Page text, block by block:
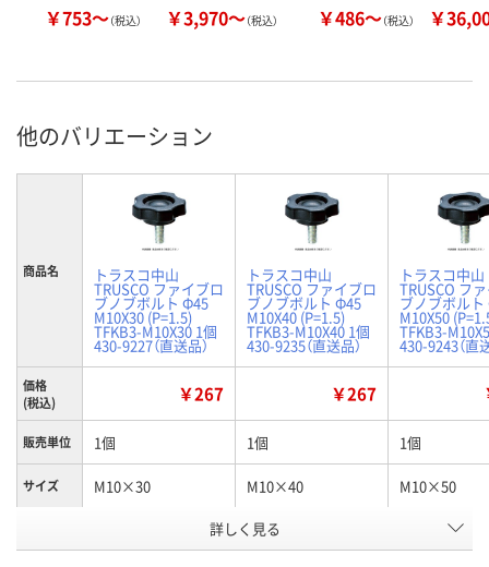
￥753～（税込） ￥3,970～（税込） ￥486～（税込） ￥
他のバリエーション
商品名 トラスコ中山
TRUSCO ファイブロ
ブノブボルト Φ45
M10X30 (P=1.5)
TFKB3-M10X30 1個
430-9227（直送品）
トラスコ中山
TRUSCO ファイブロ
ブノブボルト Φ45
M10X40 (P=1.5)
TFKB3-M10X40 1個
430-9235（直送品）
トラスコ中山
TRUSCO フ
ブノブボル
M10X50
TFKB3-
430-9243（直
価格
(税込)
￥267 ￥267
販売単位 1個 1個 1個
サイズ M10×30 M10×40 M10×50
17
詳しく見る